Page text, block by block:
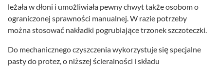
leżała w dłoni i umożliwiała pewny chwyt także osobom o
ograniczonej sprawności manualnej. W razie potrzeby
można stosować nakładki pogrubiające trzonek szczoteczki.
Do mechanicznego czyszczenia wykorzystuje się specjalne
pasty do protez, o niższej ścieralności i składu